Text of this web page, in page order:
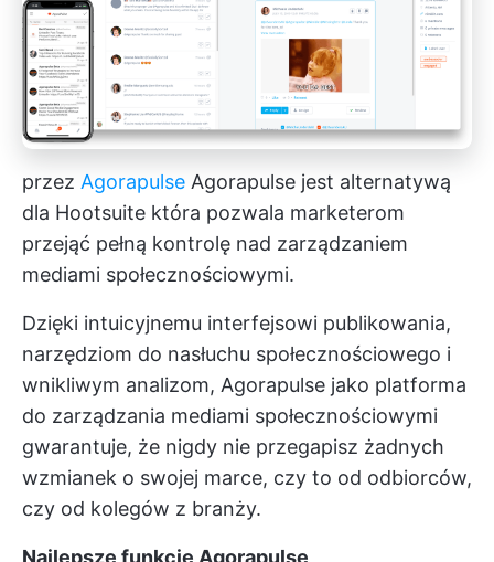
przez Agorapulse Agorapulse jest alternatywą
dla Hootsuite która pozwala marketerom
przejąć pełną kontrolę nad zarządzaniem
mediami społecznościowymi.
Dzięki intuicyjnemu interfejsowi publikowania,
narzędziom do nasłuchu społecznościowego i
wnikliwym analizom, Agorapulse jako platforma
do zarządzania mediami społecznościowymi
gwarantuje, że nigdy nie przegapisz żadnych
wzmianek o swojej marce, czy to od odbiorców,
czy od kolegów z branży.
Najlepsze funkcje Agorapulse